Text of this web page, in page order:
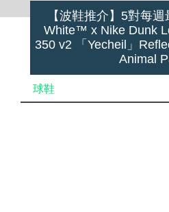
【波鞋推介】5對每
White™ x Nike Dunk
350 v2 「Yecheil」
Animal
球鞋